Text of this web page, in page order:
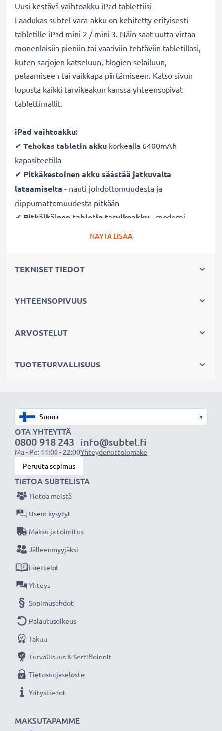
Uusi kestävä vaihtoakku iPad tablettiisi
Laadukas subtel vara-akku on kehitetty erityisesti
tabletille iPad mini 2 / mini 3. Näin saat uutta virtaa
monenlaisiin pieniin tai vaativiin tehtäviin tabletillasi,
kuten sarjojen katseluun, blogien selailuun,
pelaamiseen tai vaikkapa piirtämiseen. Katso sivun
lopusta kaikki tarvikeakun kanssa yhteensopivat
tablettimallit.
iPad vaihtoakku:
✔ Tehokas tabletin akku korkealla 6400mAh
kapasiteetilla
✔ Pitkäkestoinen akku säästää jatkuvalta
lataamiselta - nauti johdottomuudesta ja
riippumattomuudesta pitkään
✔ Pitkäikäinen tabletin tarvikeakku - moderni
Litium-tekniikka ilman vaikutusta muistiin
✔Säännöllinen ja kattava testaus
- jokainen kenno
✔100% yhteensopiva
- korvaa alkuperäisen tabletin
tarvikeakun korvaamat alkuperäiset akkumallit)
Teknologia: Litiumpolymeeri
Väri : Musta
subtel vaihtoakku - laatua edulliseen hintaan.
★3 vuoden takuu★
Olemme vuonna 2004 perustettu kansainvälinen
verkkokauppa, joka tarjoaa laadukkaita tuotteita, ja
siksi tarjoamme 36 kuukauden takuun!
NÄYTÄ LISÄÄ
TEKNISET TIEDOT
YHTEENSOPIVUUS
ARVOSTELUT
TUOTETURVALLISUUS
▾
OTA YHTEYTTÄ
0800 918 243
Ma - Pe: 11:00 - 22:00
info@subtel.fi
Yhteydenottolomake
Peruuta sopimus
MAKSUTAPAMME
TIETOA SUBTELISTA
Tietoa meistä
Usein kysytyt
Maksu ja toimitus
Jälleenmyyjäksi
Luettelot
Yhteys
Sopimusehdot
Palautusoikeus
Takuu
Turvallisuus & Sertifioinnit
Tietosuojaseloste
Yritystiedot